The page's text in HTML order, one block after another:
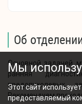
Об
Основной задачей
ранняя
Рекомендуем
Мы
Этот сайт
предоставляемый